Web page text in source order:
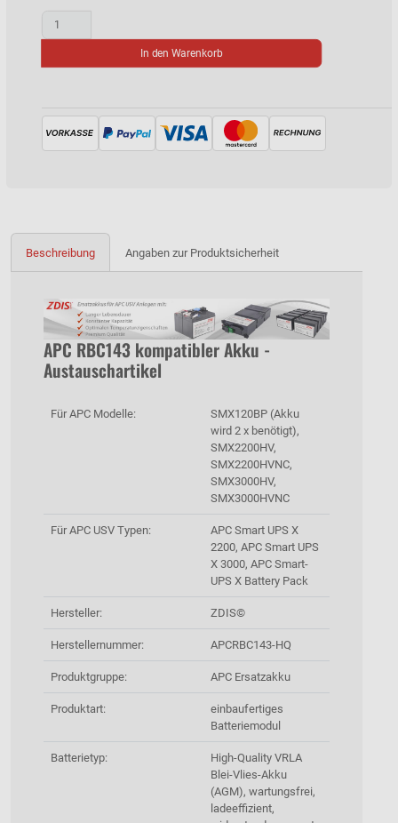
In den Warenkorb
Beschreibung Angaben zur Produktsicherheit
APC RBC143 kompatibler Akku -
Austauschartikel
Für APC Modelle:
SMX120BP (Akku
wird 2 x benötigt),
SMX2200HV,
SMX2200HVNC,
SMX3000HV,
SMX3000HVNC
Für APC USV Typen:
APC Smart UPS X
2200, APC Smart UPS
X 3000, APC Smart-
UPS X Battery Pack
Hersteller: ZDIS©
Herstellernummer: APCRBC143-HQ
Produktgruppe: APC Ersatzakku
Produktart:
einbaufertiges
Batteriemodul
Batterietyp:
High-Quality VRLA
Blei-Vlies-Akku
(AGM), wartungsfrei,
ladeeffizient,